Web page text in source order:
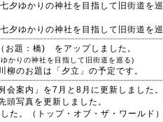
夕ゆかりの神社を目指して旧街道を
夕ゆかりの神社を目指して旧街道を
お題：橋) をアップしました。
かりの神社を目指して旧街道を巡る)
のお題は「夕立」の予定です。
会案内」を7月と8月に更新しました。
写真を更新しました。
た。（トップ・オブ・ザ・ワールド